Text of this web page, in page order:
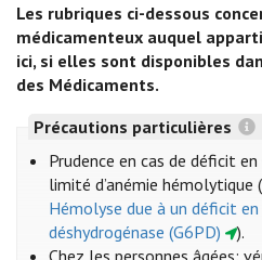
Les rubriques ci-dessous
médicamenteux auquel
ici, si elles sont disponibles
des Médicaments.
Précautions particulières
Prudence en cas de déficit en
limité d’anémie hémolytique (
Hémolyse due à un déficit
déshydrogénase (G6PD)
).
Chez les personnes âgées: